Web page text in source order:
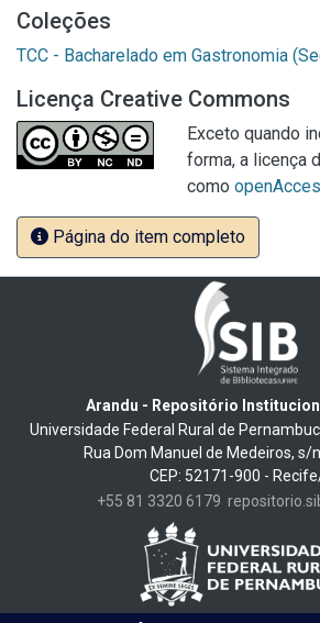
Coleções
TCC - Bacharelado em Gastronomia
Licença Creative Commons
Exceto quando
forma, a licença
como
Página do item completo
Arandu - Repositório
Universidade Federal Rural de
Rua Dom Manuel de Medeiros, s/
CEP: 52171-900 -
+55 81 3320 6179